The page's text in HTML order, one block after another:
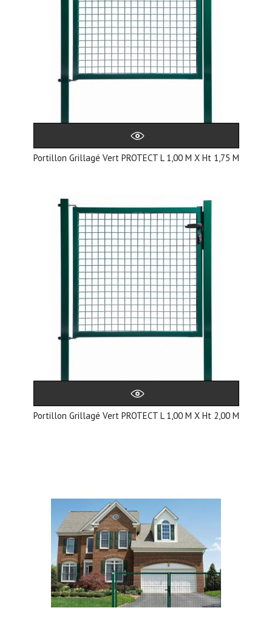
Portillon Grillagé Vert PROTECT L 1,00 M X Ht 1,75 M
Portillon Grillagé Vert PROTECT L 1,00 M X Ht 2,00 M